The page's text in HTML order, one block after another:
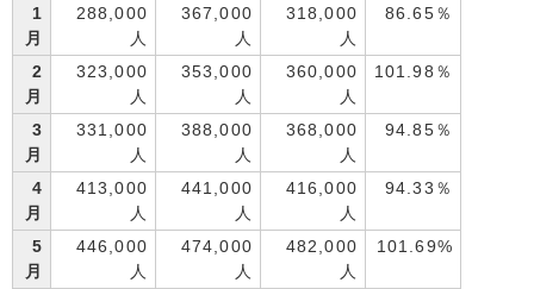
1
月
288,000
人
367,000
人
318,000
人
86.65％
2
月
323,000
人
353,000
人
360,000
人
101.98％
3
月
331,000
人
388,000
人
368,000
人
94.85％
4
月
413,000
人
441,000
人
416,000
人
94.33％
5
月
446,000
人
474,000
人
482,000
人
101.69%